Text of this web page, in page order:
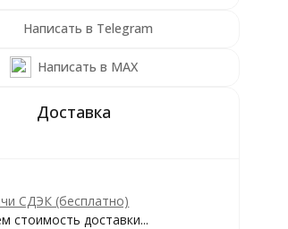
Написать в Telegram
Написать в MAX
СДЭК (бесплатно)
стоимость доставки...